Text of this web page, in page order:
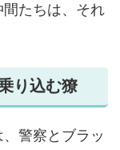
たちは、それ
り込む獠
警察とブラッ